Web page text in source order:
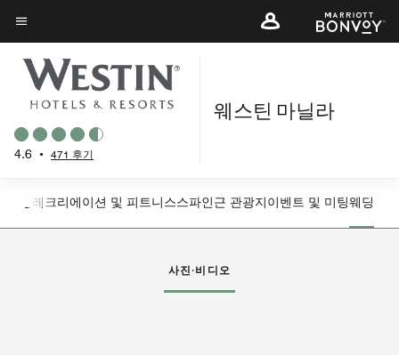
Skip
to
main
content
메뉴 텍스트
4.6 • 471 후기
웨스틴 마닐라
왼쪽 화살표
레크리에이션 및 피트니스스파인근 관광지이벤트 및 미팅웨딩
사진·비디오